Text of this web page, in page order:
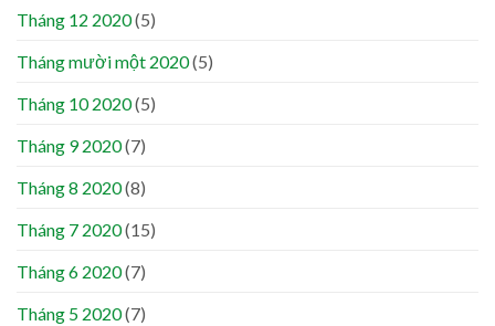
Tháng 12 2020(5)
Tháng mười một 2020(5)
Tháng 10 2020(5)
Tháng 9 2020(7)
Tháng 8 2020(8)
Tháng 7 2020(15)
Tháng 6 2020(7)
Tháng 5 2020(7)